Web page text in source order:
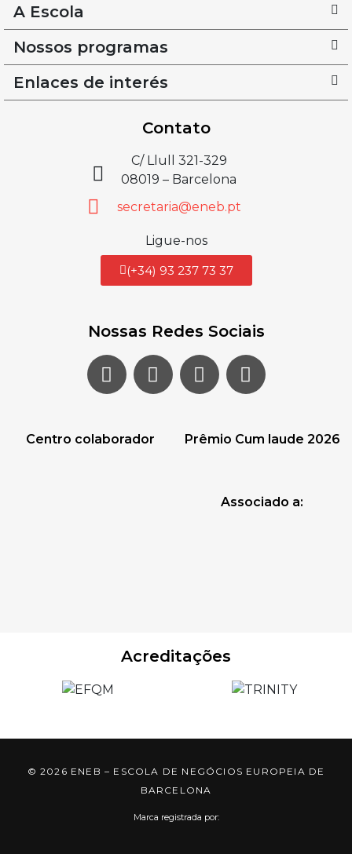
A Escola
Nossos programas
Enlaces de interés
Contato
C/ Llull 321-329
08019 – Barcelona
secretaria@eneb.pt
Ligue-nos
(+34) 93 237 73 37
Nossas Redes Sociais
Centro colaborador Prêmio Cum laude 2026
Associado a:
Acreditações
© 2026 ENEB – ESCOLA DE NEGÓCIOS EUROPEIA DE
BARCELONA
Marca registrada por: